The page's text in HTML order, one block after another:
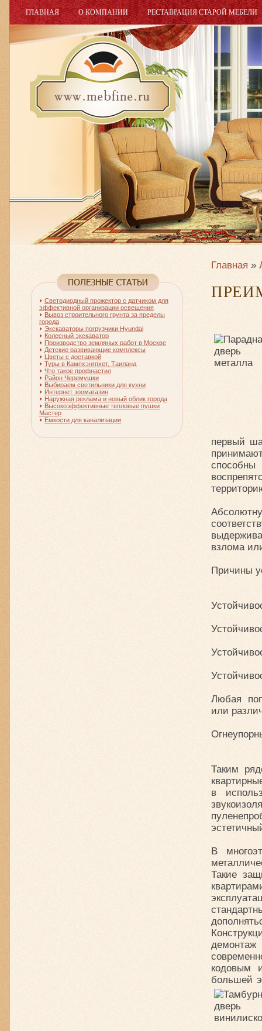
ГЛАВНАЯ О КОМПАНИИ РЕСТАВРАЦИЯ СТАРОЙ МЕБЕЛИ
Главная »
первый
взлома
Причины
Любая
или
Таким
в
В
Такие
кодовым
большей
Светодиодный прожектор с датчиком для
эффективной организации освещения
Вывоз строительного грунта за пределы
города
Экскаваторы погрузчики Hyundai
Колесный экскаватор
Производство земляных работ в Москве
Детские развивающие комплексы
Цветы с доставкой
Туры в Кампхэнгпхет, Таиланд
Что такое профнастил
Район Черемушки
Выбираем светильники для кухни
Интернет зоомагазин
Наружная реклама и новый облик города
Высокоэффективные тепловые пушки
Мастер
Емкости для канализации